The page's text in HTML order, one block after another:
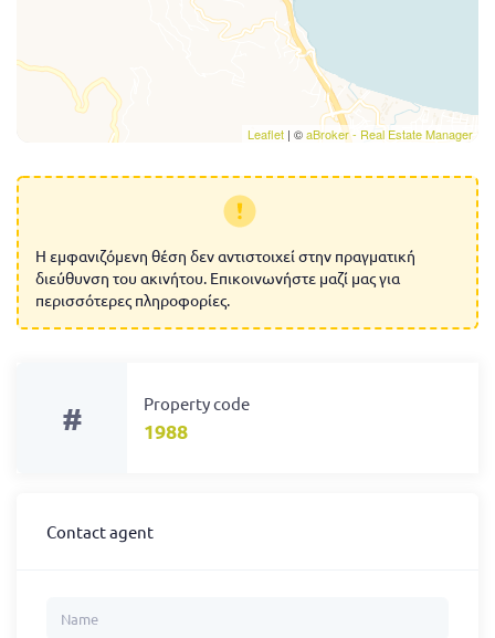
Leaflet | ©aBroker - Real Estate Manager
Η εμφανιζόμενη θέση δεν αντιστοιχεί στην πραγματική
διεύθυνση του ακινήτου. Επικοινωνήστε μαζί μας για
περισσότερες πληροφορίες.
# Property code
1988
Contact agent